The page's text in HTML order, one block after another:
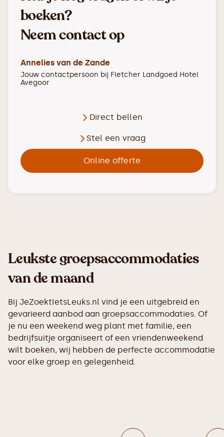
boeken?
Neem contact op
Annelies van de Zande
Jouw contactpersoon bij Fletcher Landgoed Hotel
Avegoor
Direct bellen
Stel een vraag
Online offerte
Leukste groepsaccommodaties
van de maand
Bij JeZoektIetsLeuks.nl vind je een uitgebreid en
gevarieerd aanbod aan groepsaccommodaties. Of
je nu een weekend weg plant met familie, een
bedrijfsuitje organiseert of een vriendenweekend
wilt boeken, wij hebben de perfecte accommodatie
voor elke groep en gelegenheid.